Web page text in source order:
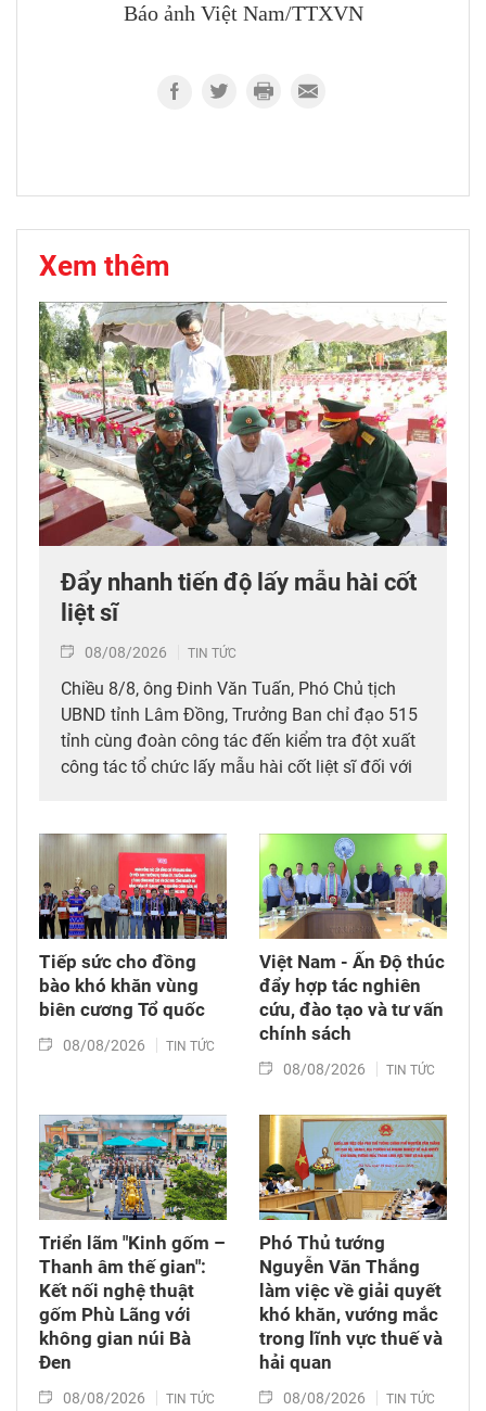
Báo ảnh Việt Nam/TTXVN
Xem thêm
Đẩy nhanh tiến độ lấy mẫu hài cốt
liệt sĩ
08/08/2026 TIN TỨC
Chiều 8/8, ông Đinh Văn Tuấn, Phó Chủ tịch
UBND tỉnh Lâm Đồng, Trưởng Ban chỉ đạo 515
tỉnh cùng đoàn công tác đến kiểm tra đột xuất
công tác tổ chức lấy mẫu hài cốt liệt sĩ đối với
thời tặng quà cho cán bộ, chiến sĩ tham gia
công tác lấy mẫu tại đây.
Tiếp sức cho đồng
bào khó khăn vùng
biên cương Tổ quốc
08/08/2026 TIN TỨC
Việt Nam - Ấn Độ thúc
đẩy hợp tác nghiên
cứu, đào tạo và tư vấn
chính sách
08/08/2026 TIN TỨC
Triển lãm "Kinh gốm –
Thanh âm thế gian":
Kết nối nghệ thuật
gốm Phù Lãng với
không gian núi Bà
Đen
08/08/2026 TIN TỨC
Phó Thủ tướng
Nguyễn Văn Thắng
làm việc về giải quyết
khó khăn, vướng mắc
trong lĩnh vực thuế và
hải quan
08/08/2026 TIN TỨC